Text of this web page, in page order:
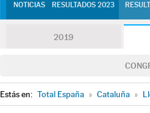
NOTICIAS RESULTADOS 2023
2019
Estás en: Total España » Cataluña »